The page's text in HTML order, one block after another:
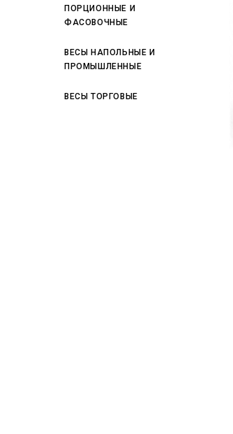
ПОРЦИОННЫЕ И
ФАСОВОЧНЫЕ
ВЕСЫ НАПОЛЬНЫЕ И
ПРОМЫШЛЕННЫЕ
ВЕСЫ ТОРГОВЫЕ